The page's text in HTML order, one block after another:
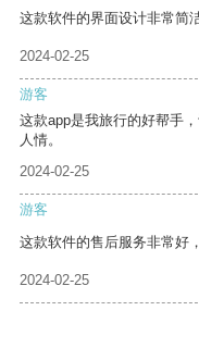
这款软件的界面设计非常简
2024-02-25
游客
这款app是我旅行的好帮手
人情。
2024-02-25
游客
这款软件的售后服务非常好
2024-02-25